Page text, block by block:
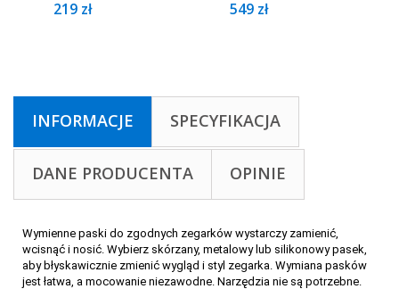
219 zł 549 zł
INFORMACJE SPECYFIKACJA
DANE PRODUCENTA OPINIE
Wymienne paski do zgodnych zegarków wystarczy zamienić,
wcisnąć i nosić. Wybierz skórzany, metalowy lub silikonowy pasek,
aby błyskawicznie zmienić wygląd i styl zegarka. Wymiana pasków
jest łatwa, a mocowanie niezawodne. Narzędzia nie są potrzebne.